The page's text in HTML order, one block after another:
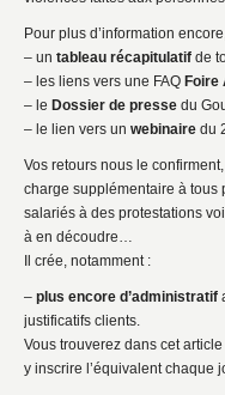
Pour plus d’information
– un tableau récapitulatif de
– les liens vers une FAQ Foire
– le Dossier de presse du
– le lien vers un webinaire du
Vos retours nous le confirment,
charge supplémentaire à tous
salariés à des protestations
à en découdre…
Il crée, notamment :
– plus encore d’administratif
justificatifs clients.
Vous trouverez dans cet article
y inscrire l’équivalent chaque